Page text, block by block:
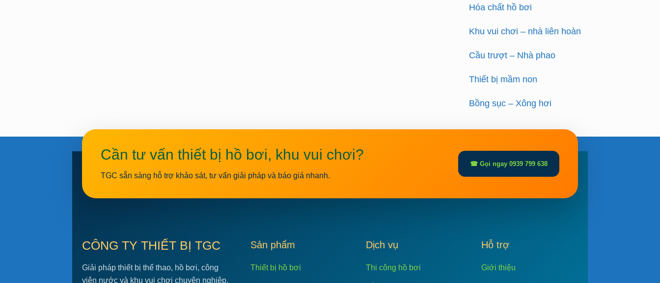
Hóa chất hồ bơi
Khu vui chơi – nhà liên hoàn
Cầu trượt – Nhà phao
Thiết bị mầm non
Bồng sục – Xông hơi
Cần tư vấn thiết bị hồ bơi, khu vui chơi?
TGC sẵn sàng hỗ trợ khảo sát, tư vấn giải pháp và báo giá nhanh.
☎ Gọi ngay 0939 799 638
CÔNG TY THIẾT BỊ TGC
Giải pháp thiết bị thể thao, hồ bơi, công
viên nước và khu vui chơi chuyên nghiệp.
Sản phẩm
Thiết bị hồ bơi
Dịch vụ
Thi công hồ bơi
Hỗ trợ
Giới thiệu